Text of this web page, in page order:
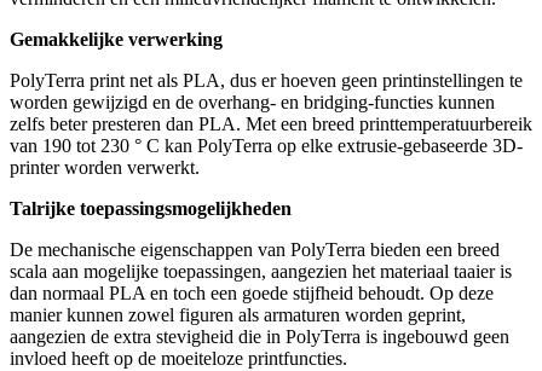
Gemakkelijke verwerking
PolyTerra print net als PLA, dus er hoeven geen printinstellingen te
worden gewijzigd en de overhang- en bridging-functies kunnen
zelfs beter presteren dan PLA. Met een breed printtemperatuurbereik
van 190 tot 230 ° C kan PolyTerra op elke extrusie-gebaseerde 3D-
printer worden verwerkt.
Talrijke toepassingsmogelijkheden
De mechanische eigenschappen van PolyTerra bieden een breed
scala aan mogelijke toepassingen, aangezien het materiaal taaier is
dan normaal PLA en toch een goede stijfheid behoudt. Op deze
manier kunnen zowel figuren als armaturen worden geprint,
aangezien de extra stevigheid die in PolyTerra is ingebouwd geen
invloed heeft op de moeiteloze printfuncties.